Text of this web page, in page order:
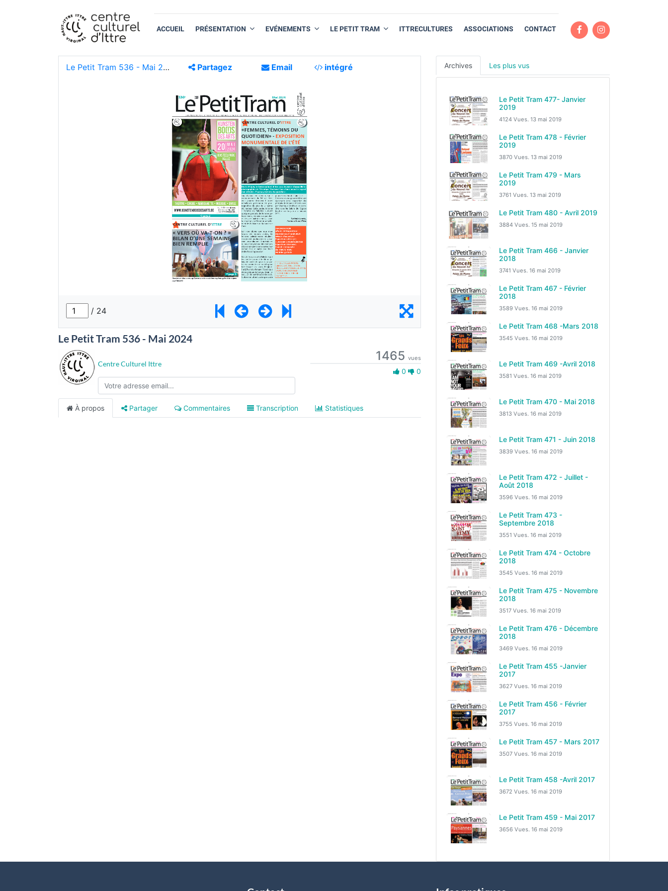
ACCUEIL PRÉSENTATION EVÉNEMENTS LE PETIT TRAM ITTRECULTURES ASSOCIATIONS CONTACT
Le Petit Tram 536 - Mai 2024
Centre Culturel Ittre
1465 vues
0 0
À propos Partager Commentaires Transcription Statistiques
Archives Les plus vus
Le Petit Tram 477- Janvier
2019
4124 Vues. 13 mai 2019
Le Petit Tram 478 - Février
2019
3870 Vues. 13 mai 2019
Le Petit Tram 479 - Mars
2019
3761 Vues. 13 mai 2019
Le Petit Tram 480 - Avril 2019
3884 Vues. 15 mai 2019
Le Petit Tram 466 - Janvier
2018
3741 Vues. 16 mai 2019
Le Petit Tram 467 - Février
2018
3589 Vues. 16 mai 2019
Le Petit Tram 468 -Mars 2018
3545 Vues. 16 mai 2019
Le Petit Tram 469 -Avril 2018
3581 Vues. 16 mai 2019
Le Petit Tram 470 - Mai 2018
3813 Vues. 16 mai 2019
Le Petit Tram 471 - Juin 2018
3839 Vues. 16 mai 2019
Le Petit Tram 472 - Juillet -
Août 2018
3596 Vues. 16 mai 2019
Le Petit Tram 473 -
Septembre 2018
3551 Vues. 16 mai 2019
Le Petit Tram 474 - Octobre
2018
3545 Vues. 16 mai 2019
Le Petit Tram 475 - Novembre
2018
3517 Vues. 16 mai 2019
Le Petit Tram 476 - Décembre
2018
3469 Vues. 16 mai 2019
Le Petit Tram 455 -Janvier
2017
3627 Vues. 16 mai 2019
Le Petit Tram 456 - Février
2017
3755 Vues. 16 mai 2019
Le Petit Tram 457 - Mars 2017
3507 Vues. 16 mai 2019
Le Petit Tram 458 -Avril 2017
3672 Vues. 16 mai 2019
Le Petit Tram 459 - Mai 2017
3656 Vues. 16 mai 2019